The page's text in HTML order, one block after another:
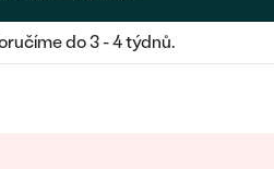
do 3 - 4 týdnů.